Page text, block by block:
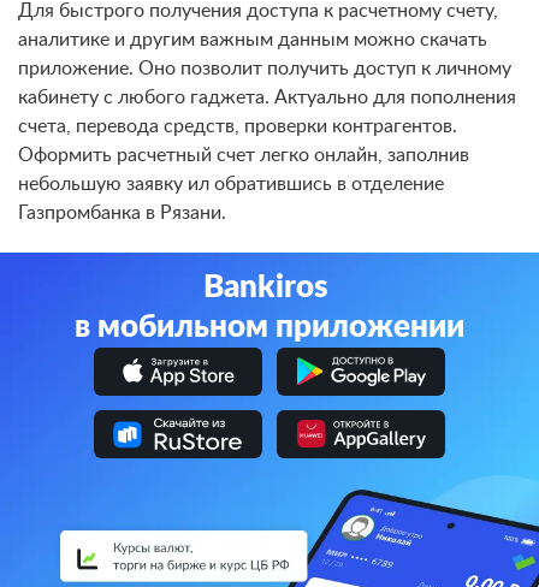
Для быстрого получения доступа к расчетному счету,
аналитике и другим важным данным можно скачать
приложение. Оно позволит получить доступ к личному
кабинету с любого гаджета. Актуально для пополнения
счета, перевода средств, проверки контрагентов.
Оформить расчетный счет легко онлайн, заполнив
небольшую заявку ил обратившись в отделение
Газпромбанка в Рязани.
Bankiros
в мобильном приложении